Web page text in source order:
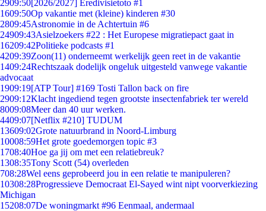
2909:50[2026/2027] Eredivisietoto #1
1609:50Op vakantie met (kleine) kinderen #30
2809:45Astronomie in de Achtertuin #6
24909:43Asielzoekers #22 : Het Europese migratiepact gaat in
16209:42Politieke podcasts #1
4209:39Zoon(11) onderneemt werkelijk geen reet in de vakantie
1409:24Rechtszaak dodelijk ongeluk uitgesteld vanwege vakantie
advocaat
1909:19[ATP Tour] #169 Tosti Tallon back on fire
2909:12Klacht ingediend tegen grootste insectenfabriek ter wereld
8009:08Meer dan 40 uur werken.
4409:07[Netflix #210] TUDUM
13609:02Grote natuurbrand in Noord-Limburg
10008:59Het grote goedemorgen topic #3
1708:40Hoe ga jij om met een relatiebreuk?
1308:35Tony Scott (54) overleden
708:28Wel eens geprobeerd jou in een relatie te manipuleren?
10308:28Progressieve Democraat El-Sayed wint nipt voorverkiezing
Michigan
15208:07De woningmarkt #96 Eenmaal, andermaal